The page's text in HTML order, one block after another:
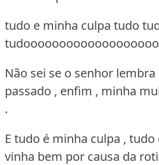
tudo e minha culpa tudo
Não sei se o senhor
passado , enfim , minha
.
E tudo é minha culpa ,
vinha bem por causa da